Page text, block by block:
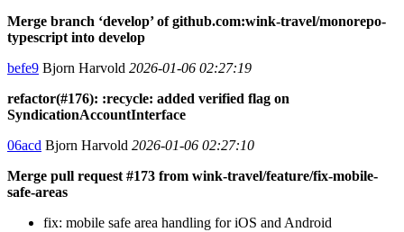
Merge branch ‘develop’ of github.com:wink-travel/monorepo-
typescript into develop
befe9 Bjorn Harvold 2026-01-06 02:27:19
refactor(#176): :recycle: added verified flag on
SyndicationAccountInterface
06acd Bjorn Harvold 2026-01-06 02:27:10
Merge pull request #173 from wink-travel/feature/fix-mobile-
safe-areas
fix: mobile safe area handling for iOS and Android